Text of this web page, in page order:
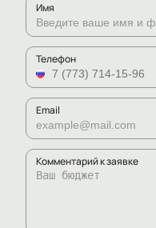
Имя
Телефон
Email
Комментарий к заявке